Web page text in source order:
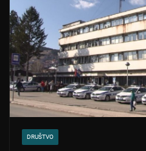
DRUŠTVO